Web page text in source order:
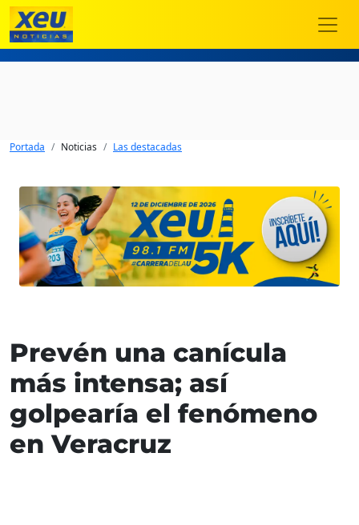
Portada Noticias Las destacadas
Prevén una canícula
más intensa; así
golpearía el fenómeno
en Veracruz